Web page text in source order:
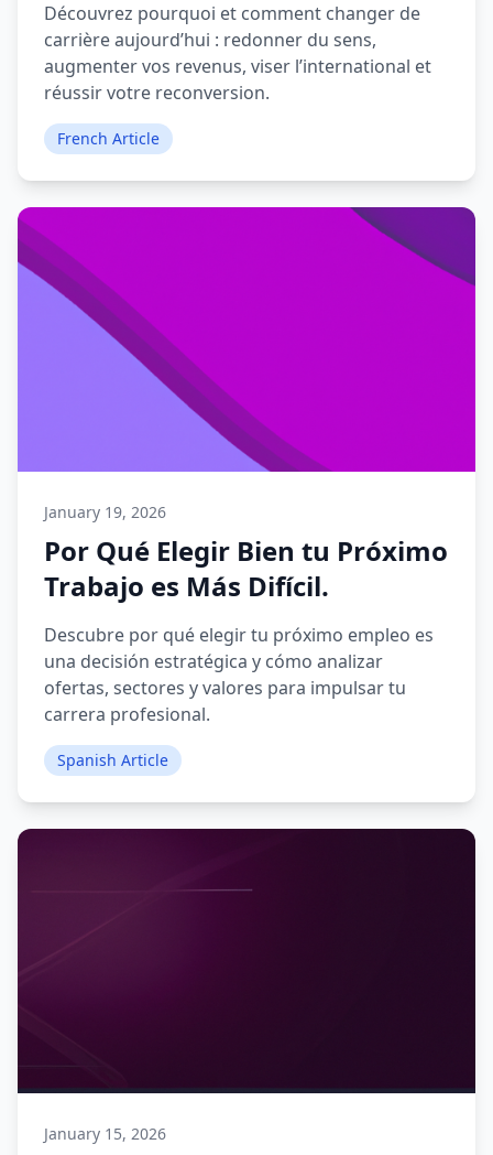
Découvrez pourquoi et comment changer de
carrière aujourd’hui : redonner du sens,
augmenter vos revenus, viser l’international et
réussir votre reconversion.
French Article
January 19, 2026
Por Qué Elegir Bien tu Próximo
Trabajo es Más Difícil.
Descubre por qué elegir tu próximo empleo es
una decisión estratégica y cómo analizar
ofertas, sectores y valores para impulsar tu
carrera profesional.
Spanish Article
January 15, 2026